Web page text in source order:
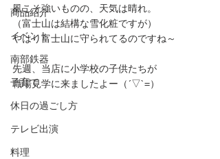
商品紹介
イベント
南部鉄器
子育て
休日の過ごし方
テレビ出演
料理
風こそ強いものの、天気は晴れ。
（富士山は結構な雪化粧ですが）
やはり富士山に守られてるのですね～
先週、当店に小学校の子供たちが
職場見学に来ましたよー（´▽`=）